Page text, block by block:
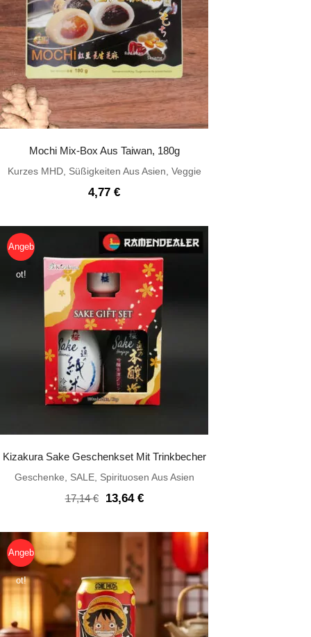
Mochi Mix-Box Aus Taiwan, 180g
Kurzes MHD, Süßigkeiten Aus Asien Veggie
4,77 €
Angeb
ot!
Kizakura Sake Geschenkset Mit Trinkbecher
Geschenke SALE, Spirituosen Aus Asien
17,14€
Ursprünglicher
17,14 €
13,64 €Aktueller
13,64 €.
Angeb
ot!